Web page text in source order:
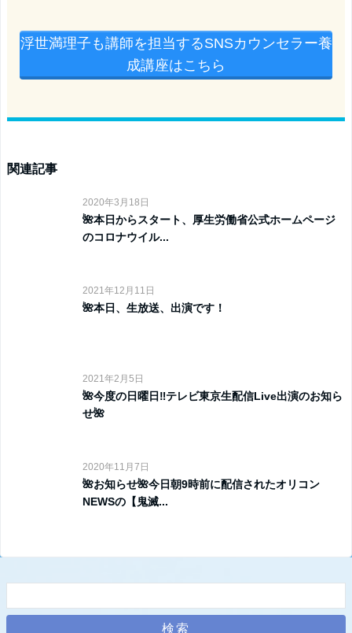
浮世満理子も講師を担当するSNSカウンセラー養
成講座はこちら
関連記事
2020年3月18日
🌺本日からスタート、厚生労働省公式ホームページ
のコロナウイル...
2021年12月11日
🌺本日、生放送、出演です！
2021年2月5日
🌺今度の日曜日‼️テレビ東京生配信Live出演のお知ら
せ🌺
2020年11月7日
🌺お知らせ🌺今日朝9時前に配信されたオリコン
NEWSの【鬼滅...